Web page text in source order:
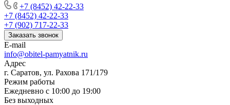
+7 (8452) 42-22-33
+7 (8452) 42-22-33
+7 (902) 717-22-33
Заказать звонок
E-mail
info@obitel-pamyatnik.ru
Адрес
г. Саратов, ул. Рахова 171/179
Режим работы
Ежедневно с 10:00 до 19:00
Без выходных